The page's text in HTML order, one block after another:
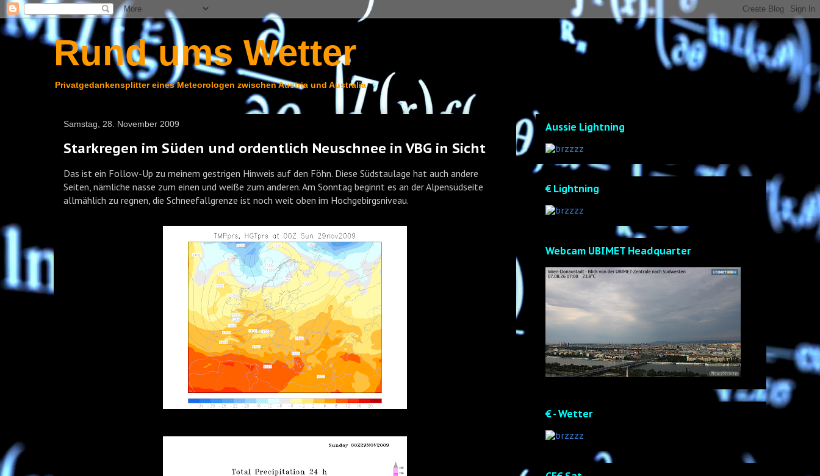
Rund ums Wetter
Privatgedankensplitter eines Meteorologen zwischen Austria und Australia
Samstag, 28. November 2009
Starkregen im Süden und ordentlich Neuschnee in VBG in Sicht
Das ist ein Follow-Up zu meinem gestrigen Hinweis auf den Föhn. Diese Südstaulage hat auch andere
Seiten, nämliche nasse zum einen und weiße zum anderen. Am Sonntag beginnt es an der Alpensüdseite
allmählich zu regnen, die Schneefallgrenze ist noch weit oben im Hochgebirgsniveau.
Aussie Lightning
€ Lightning
Webcam UBIMET Headquarter
€ - Wetter